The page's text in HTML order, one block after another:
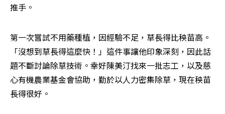
推手。
第一次嘗試不用藥種植，因經驗不足，草長得比秧苗高。
「沒想到草長得這麼快！」這件事讓他印象深刻，因此話
題不斷討論除草技術。幸好陳美汀找來一批志工，以及慈
心有機農業基金會協助，勤於以人力密集除草，現在秧苗
長得很好。